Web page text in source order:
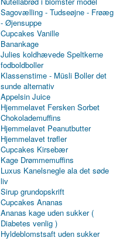
Sagovælling - Tudseøjne - Frøæg
- Øjensuppe
Cupcakes Vanille
Banankage
Julies koldhævede Speltkerne
fodboldboller
Klassenstime - Müsli Boller det
sunde alternativ
Appelsin Juice
Hjemmelavet Fersken Sorbet
Chokolademuffins
Hjemmelavet Peanutbutter
Hjemmelavet trøfler
Cupcakes Kirsebær
Kage Drømmemuffins
Luxus Kanelsnegle ala det søde
liv
Sirup grundopskrift
Cupcakes Ananas
Ananas kage uden sukker (
Diabetes venlig )
Hyldeblomstsaft uden sukker